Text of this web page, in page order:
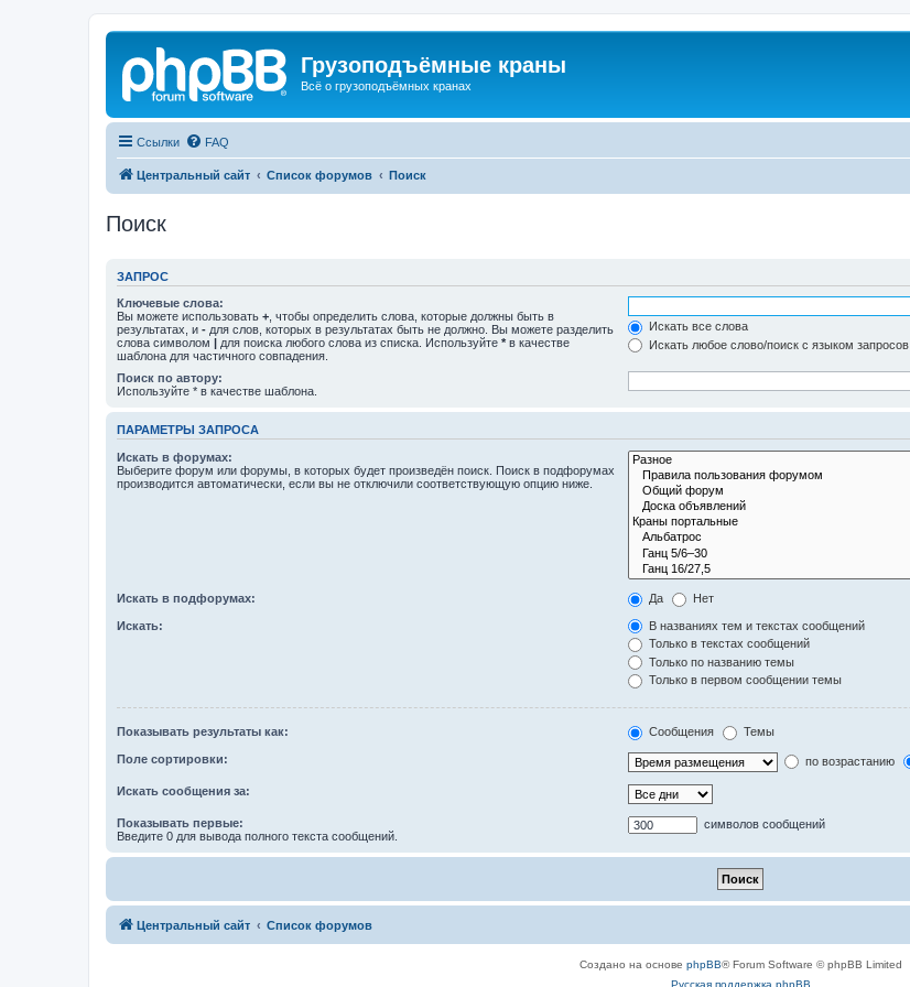
Грузоподъёмные краны
Всё о грузоподъёмных кранах
Ссылки FAQ
Центральный сайт Список форумов Поиск
Поиск
ЗАПРОС
Ключевые слова:
Вы можете использовать + , чтобы определить слова, которые должны быть в
результатах, и - для слов, которых в результатах быть не должно. Вы можете разделить
слова символом | для поиска любого слова из списка. Используйте * в качестве
шаблона для частичного совпадения.
Искать все слова
Искать любое слово/поиск с языком запросов
Поиск по автору:
Используйте * в качестве шаблона.
ПАРАМЕТРЫ ЗАПРОСА
Искать в форумах:
Выберите форум или форумы, в которых будет произведён поиск. Поиск в подфорумах
производится автоматически, если вы не отключили соответствующую опцию ниже.
Искать в подфорумах: Да Нет
Искать:
В названиях тем и текстах сообщений
Только в текстах сообщений
Только по названию темы
Только в первом сообщении темы
Показывать результаты как: Сообщения Темы
Поле сортировки: по возрастанию
Искать сообщения за:
Показывать первые:
Введите 0 для вывода полного текста сообщений.
символов сообщений
Центральный сайт Список форумов
Создано на основе phpBB® Forum Software © phpBB Limited
Русская поддержка phpBB